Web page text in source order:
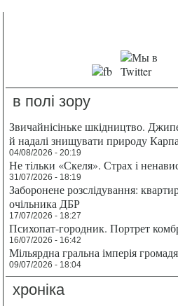
в полі зору
Звичайнісіньке шкідництво.
й надалі знищувати природу
04/08/2026 - 20:19
Не тільки «Скеля». Страх і
31/07/2026 - 18:19
Заборонене розслідування:
очільника ДБР
17/07/2026 - 18:27
Психопат-городник. Портрет
16/07/2026 - 16:42
Мільярдна гральна імперія
09/07/2026 - 18:04
хроніка